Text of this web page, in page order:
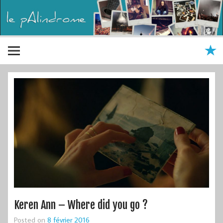
Keren Ann – Where did you go ?
Posted on 8 février 2016